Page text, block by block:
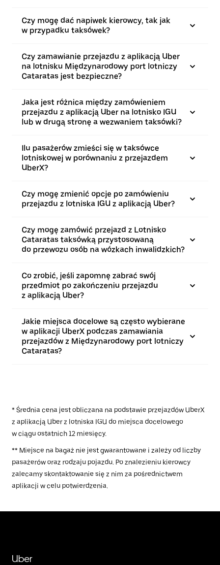
Czy mogę dać napiwek kierowcy, tak jak
w przypadku taksówek?
Czy zamawianie przejazdu z aplikacją Uber
na lotnisku Międzynarodowy port lotniczy
Cataratas jest bezpieczne?
Jaka jest różnica między zamówieniem
przejazdu z aplikacją Uber na lotnisko IGU
lub w drugą stronę a wezwaniem taksówki?
Ilu pasażerów zmieści się w taksówce
lotniskowej w porównaniu z przejazdem
UberX?
Czy mogę zmienić opcje po zamówieniu
przejazdu z lotniska IGU z aplikacją Uber?
Czy mogę zamówić przejazd z Lotnisko
Cataratas taksówką przystosowaną
do przewozu osób na wózkach inwalidzkich?
Co zrobić, jeśli zapomnę zabrać swój
przedmiot po zakończeniu przejazdu
z aplikacją Uber?
Jakie miejsca docelowe są często wybierane
w aplikacji UberX podczas zamawiania
przejazdów z Międzynarodowy port lotniczy
Cataratas?
* Średnia cena jest obliczana na podstawie przejazdów UberX
z aplikacją Uber z lotniska IGU do miejsca docelowego
w ciągu ostatnich 12 miesięcy.
** Miejsce na bagaż nie jest gwarantowane i zależy od liczby
pasażerów oraz rodzaju pojazdu. Po znalezieniu kierowcy
zalecamy skontaktowanie się z nim za pośrednictwem
aplikacji w celu potwierdzenia.
Uber